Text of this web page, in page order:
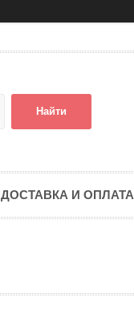
Найти
ДОСТАВКА И ОПЛАТА